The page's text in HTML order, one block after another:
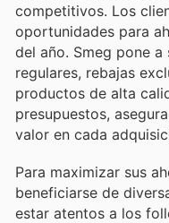
competitivos. Los
oportunidades para
del año. Smeg pone
regulares, rebajas
productos de alta
presupuestos,
valor en cada
Para maximizar sus
beneficiarse de
estar atentos a los